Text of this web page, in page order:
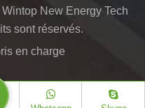
New Energy Tech
sont réservés.
en charge